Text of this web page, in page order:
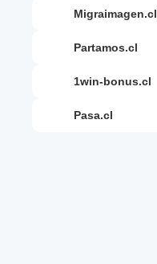
migraimagen.cl
partamos.cl
1win-bonus.cl
pasa.cl